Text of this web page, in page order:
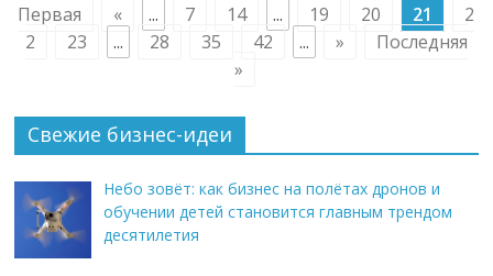
Первая
« ... 7 14 ... 19 20 21
2
2
23 ... 28 35 42 ... »
Последняя
»
Свежие бизнес-идеи
Небо зовёт: как бизнес на полётах дронов и
обучении детей становится главным трендом
десятилетия